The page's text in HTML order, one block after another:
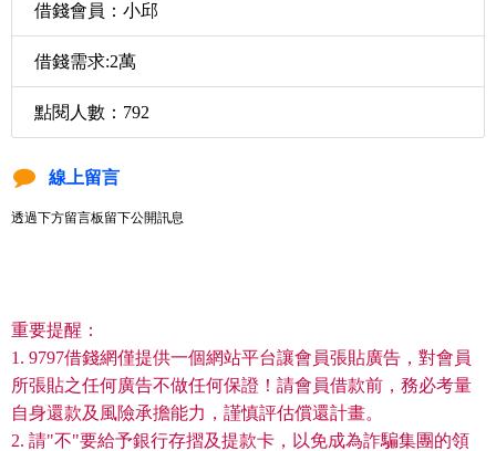
借錢會員：小邱
借錢需求:2萬
點閱人數：792
線上留言
透過下方留言板留下公開訊息
重要提醒：
1. 9797借錢網僅提供一個網站平台讓會員張貼廣告，對會員
所張貼之任何廣告不做任何保證！請會員借款前，務必考量
自身還款及風險承擔能力，謹慎評估償還計畫。
2. 請"不"要給予銀行存摺及提款卡，以免成為詐騙集團的領